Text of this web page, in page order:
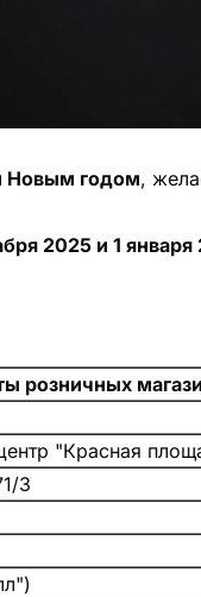
Новым годом,
2025 и 1 января
розничных
"Красная
3